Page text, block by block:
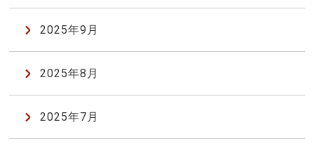
2025年9月
2025年8月
2025年7月